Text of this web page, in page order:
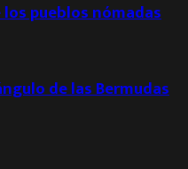
pueblos nómadas
de las Bermudas